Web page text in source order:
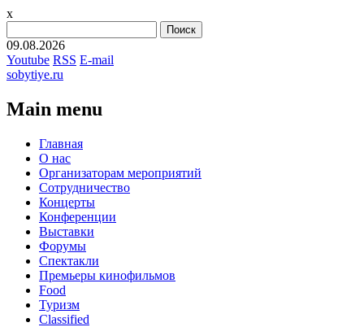
x
09.08.2026
Youtube RSS E-mail
sobytiye.ru
Main menu
Skip
content
Главная
О нас
Организаторам мероприятий
Сотрудничество
Концерты
Конференции
Выставки
Форумы
Спектакли
Премьеры кинофильмов
Food
Туризм
Сlassified